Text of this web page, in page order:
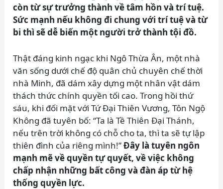
còn từ sự trưởng thành về tâm hồn và trí tuệ.
Sức mạnh nếu không đi chung với trí tuệ và từ
bi thì sẽ dễ biến một người trở thành tội đồ.
Thật đáng kinh ngạc khi Ngô Thừa Ân, một nhà
văn sống dưới chế độ quân chủ chuyên chế thời
nhà Minh, đã dám xây dựng một nhân vật dám
thách thức chính quyền tối cao. Trong hồi thứ
sáu, khi đối mặt với Tứ Đại Thiên Vương, Tôn Ngộ
Không đã tuyên bố: “Ta là Tề Thiên Đại Thánh,
nếu trên trời không có chỗ cho ta, thì ta sẽ tự lập
thiên đình của riêng mình!”Đây là tuyên ngôn
mạnh mẽ về quyền tự quyết, về việc không
chấp nhận những bất công và đàn áp từ hệ
thống quyền lực.